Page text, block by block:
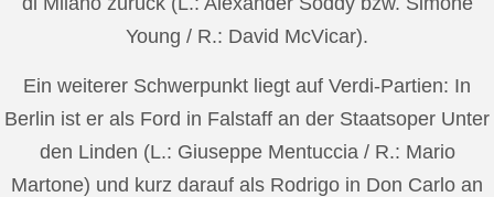
Young / R.: David McVicar).
Ein weiterer Schwerpunkt liegt auf Verdi-Partien: In
Berlin ist er als Ford in Falstaff an der Staatsoper Unter
den Linden (L.: Giuseppe Mentuccia / R.: Mario
Martone) und kurz darauf als Rodrigo in Don Carlo an